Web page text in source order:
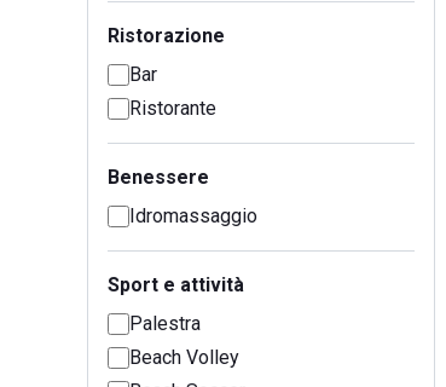
Ristorazione
Bar
Ristorante
Benessere
Idromassaggio
Sport e attività
Palestra
Beach Volley